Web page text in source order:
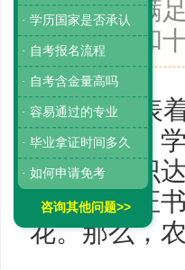
考生需要满
六月中旬和
学历代表
间和过程。
人所学知识
学士学位证
花。那么，
· 学历国家是否承认
· 自考报名流程
· 自考含金量高吗
· 容易通过的专业
· 毕业拿证时间多久
· 如何申请免考
咨询其他问题>>